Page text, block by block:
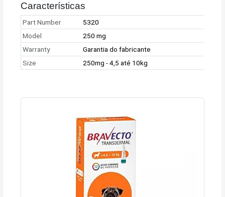
Características
Part Number
5320
Model
250 mg
Warranty
Garantia do fabricante
Size
250mg - 4,5 até 10kg